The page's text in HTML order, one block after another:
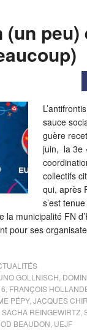
(un peu)
sauce
guère
juin, la 3e
collectifs
qui, après
s’est
la municipalité FN
pour ses
GOLLNISCH
FRANÇOIS
PÉPY, JACQUES
SACHA REINGEWIRTZ,
BEAUDON UEJF